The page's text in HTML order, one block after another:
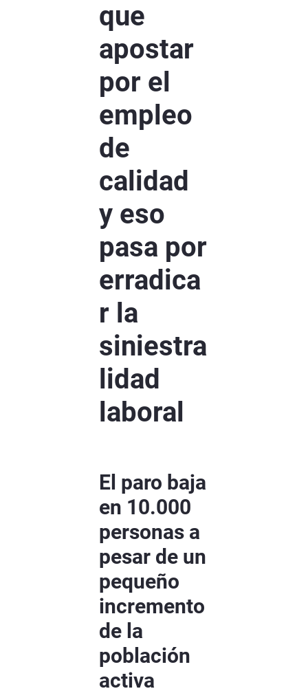
que
apostar
por el
empleo
de
calidad
y eso
pasa por
erradica
r la
siniestra
lidad
laboral
El paro baja
en 10.000
personas a
pesar de un
pequeño
incremento
de la
población
activa